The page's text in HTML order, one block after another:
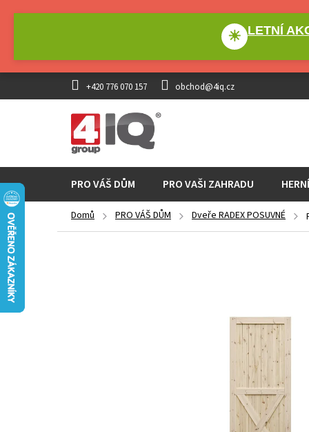
☀ LETNÍ
+420 776 070 157 obchod@4iq.cz
PRO VÁŠ DŮM PRO VAŠI ZAHRADU
Domů PRO VÁŠ DŮM Dveře RADEX POSUVNÉ